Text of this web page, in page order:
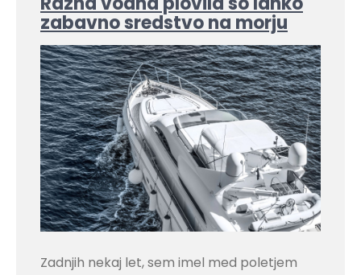
zabavno sredstvo na morju
Zadnjih nekaj let, sem imel med poletjem